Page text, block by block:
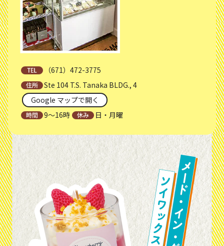
（671）472-3775
Ste 104 T.S. Tanaka BLDG., 4
Google マップで開く
9～16時
日・月曜